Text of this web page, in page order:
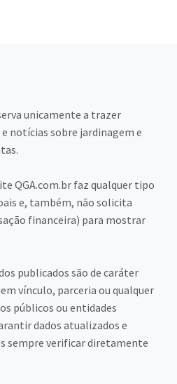
unicamente a trazer
notícias sobre jardinagem e
QGA.com.br faz qualquer tipo
e, também, não solicita
financeira) para mostrar
publicados são de caráter
vínculo, parceria ou qualquer
públicos ou entidades
dados atualizados e
sempre verificar diretamente